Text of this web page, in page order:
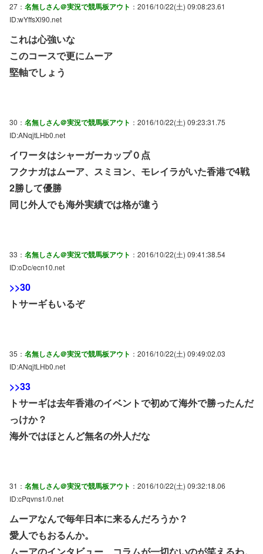
27： 名無しさん＠実況で競馬板アウト ：2016/10/22(土) 09:08:23.61
ID:wYffsXl90.net
これは心強いな
このコースで更にムーア
堅軸でしょう
30： 名無しさん＠実況で競馬板アウト ：2016/10/22(土) 09:23:31.75
ID:ANqjtLHb0.net
イワータはシャーガーカップ０点
フクナガはムーア、スミヨン、モレイラがいた香港で4戦
2勝して優勝
同じ外人でも海外実績では格が違う
33： 名無しさん＠実況で競馬板アウト ：2016/10/22(土) 09:41:38.54
ID:oDc/ecn10.net
>>30
トサーギもいるぞ
35： 名無しさん＠実況で競馬板アウト ：2016/10/22(土) 09:49:02.03
ID:ANqjtLHb0.net
>>33
トサーギは去年香港のイベントで初めて海外で勝ったんだ
っけか？
海外ではほとんど無名の外人だな
31： 名無しさん＠実況で競馬板アウト ：2016/10/22(土) 09:32:18.06
ID:cPqvns1/0.net
ムーアなんで毎年日本に来るんだろうか？
愛人でもおるんか。
ムーアのインタビュー、コラムが一切ないのが笑えるわ。